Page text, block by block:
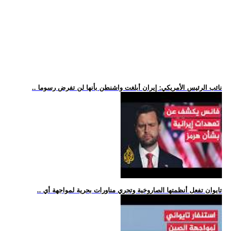
.. نائب الرئيس الأمريكي: إيران أبلغت واشنطن بأنها لن تفرض رسوما
.. تايوان تفعل أنظمتها الصاروخية وتجري مناورات بحرية لمواجهة أي